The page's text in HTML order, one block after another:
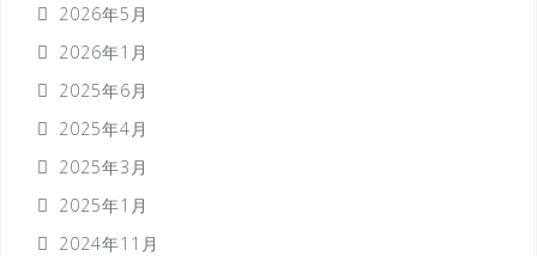
2026年5月
2026年1月
2025年6月
2025年4月
2025年3月
2025年1月
2024年11月